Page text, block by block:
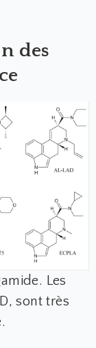
des
Les
sont très